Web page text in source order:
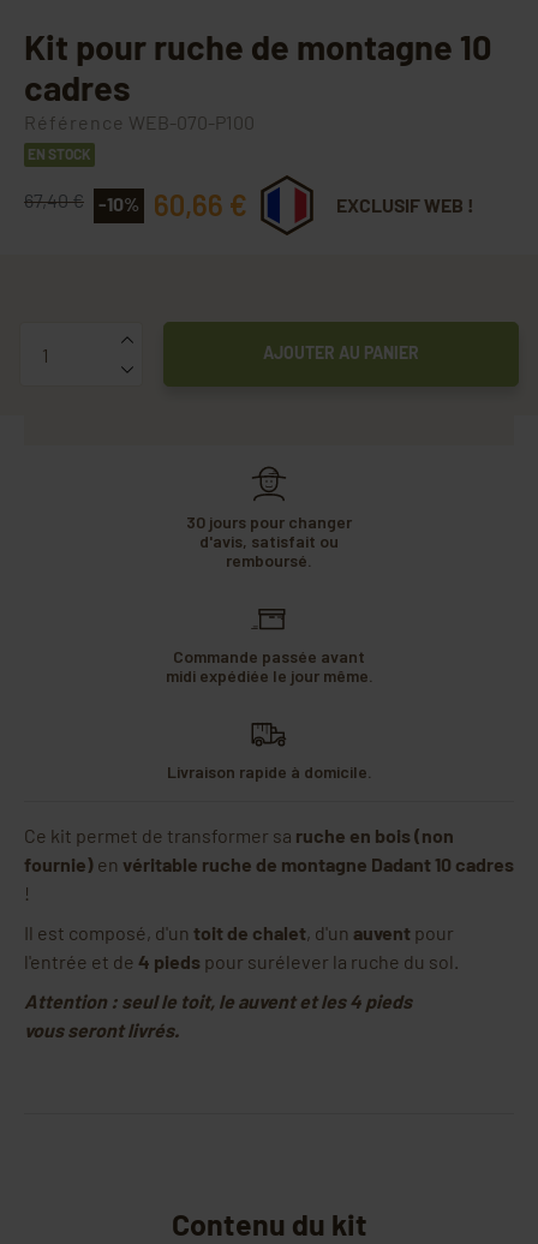
Kit pour ruche de montagne 10
cadres
Référence WEB-070-P100
EN STOCK
67,40 € -10% 60,66 € EXCLUSIF WEB !
AJOUTER AU PANIER
30 jours pour changer
d'avis, satisfait ou
remboursé.
Commande passée avant
midi expédiée le jour même.
Livraison rapide à domicile.
Ce kit permet de transformer sa ruche en bois (non
fournie) en véritable ruche de montagne Dadant 10 cadres
!
Il est composé, d'un toit de chalet, d'un auvent pour
l'entrée et de 4 pieds pour surélever la ruche du sol.
Attention : seul le toit, le auvent et les 4 pieds
vous seront livrés.
Contenu du kit